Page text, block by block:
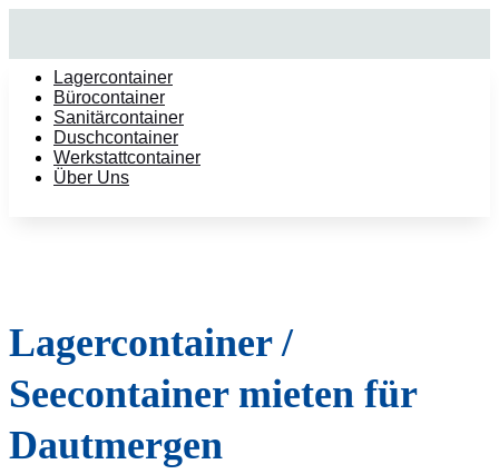
Lagercontainer
Bürocontainer
Sanitärcontainer
Duschcontainer
Werkstattcontainer
Über Uns
Lagercontainer /
Seecontainer mieten für
Dautmergen